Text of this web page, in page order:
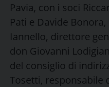
Pavia, con i soci
Pati e Davide
Iannello, direttore
don Giovanni
del consiglio di
Tosetti, responsabile